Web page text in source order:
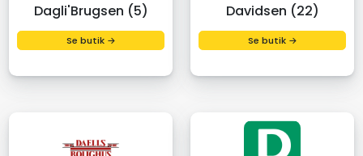
Dagli'Brugsen (5)
Se butik →
Davidsen (22)
Se butik →